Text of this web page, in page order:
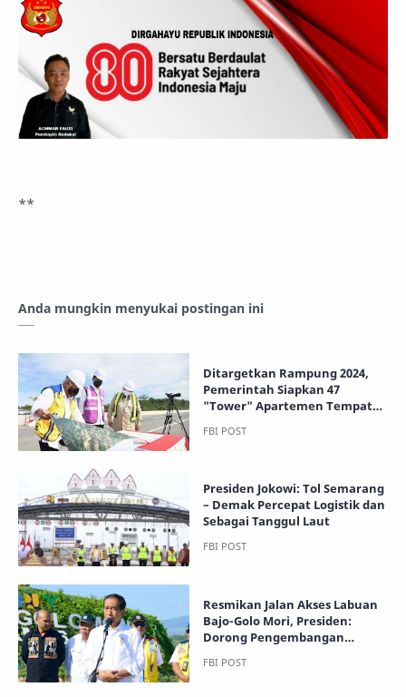
**
Anda mungkin menyukai postingan ini
Ditargetkan Rampung 2024,
Pemerintah Siapkan 47
"Tower" Apartemen Tempat
Presiden Jokowi: Tol Semarang
– Demak Percepat Logistik dan
Sebagai Tanggul Laut
Resmikan Jalan Akses Labuan
Bajo-Golo Mori, Presiden:
Dorong Pengembangan